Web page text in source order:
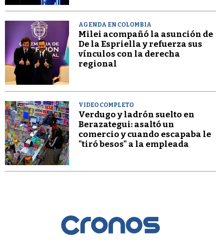
AGENDA EN COLOMBIA
Milei acompañó la asunción de
De la Espriella y refuerza sus
vínculos con la derecha
regional
VIDEO COMPLETO
Verdugo y ladrón suelto en
Berazategui: asaltó un
comercio y cuando escapaba le
"tiró besos" a la empleada